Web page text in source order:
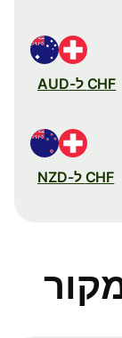
CHF ל-AUD
CHF ל-NZD